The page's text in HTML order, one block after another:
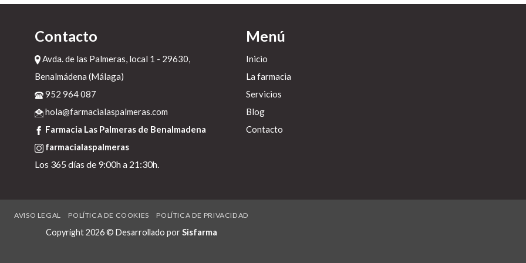
Contacto
Avda. de las Palmeras, local 1 - 29630,
Benalmádena (Málaga)
952 964 087
hola@farmacialaspalmeras.com
Farmacia Las Palmeras de Benalmadena
farmacialaspalmeras
Los 365 días de 9:00h a 21:30h.
Menú
Inicio
La farmacia
Servicios
Blog
Contacto
AVISO LEGAL POLÍTICA DE COOKIES POLÍTICA DE PRIVACIDAD
Copyright 2026 © Desarrollado por Sisfarma